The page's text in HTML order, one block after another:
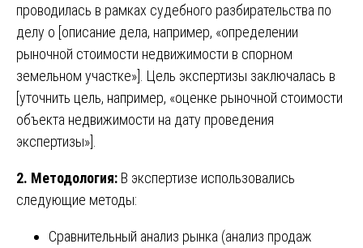
проводилась в рамках судебного разбирательства по
делу о [описание дела, например, «определении
рыночной стоимости недвижимости в спорном
земельном участке»]. Цель экспертизы заключалась в
[уточнить цель, например, «оценке рыночной стоимости
объекта недвижимости на дату проведения
экспертизы»].
2. Методология: В экспертизе использовались
следующие методы:
Сравнительный анализ рынка (анализ продаж